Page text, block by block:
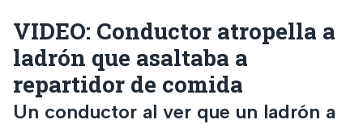
VIDEO: Conductor atropella a
ladrón que asaltaba a
repartidor de comida
Un conductor al ver que un ladrón a